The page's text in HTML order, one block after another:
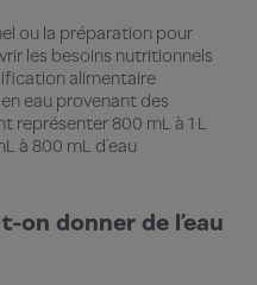
ou la préparation pour
les besoins nutritionnels
alimentaire
eau provenant des
représenter 800 mL à 1 L
à 800 mL d’eau
on donner de l’eau